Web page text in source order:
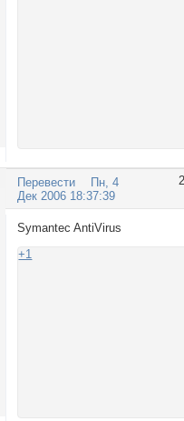
Перевести 2
Пн, 4
Дек 2006 18:37:39
Symantec AntiVirus
+1